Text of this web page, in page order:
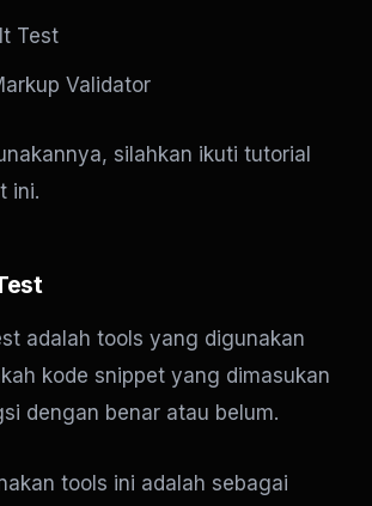
Test
Validator
silahkan ikuti tutorial
ini.
adalah tools yang digunakan
kode snippet yang dimasukan
dengan benar atau belum.
tools ini adalah sebagai